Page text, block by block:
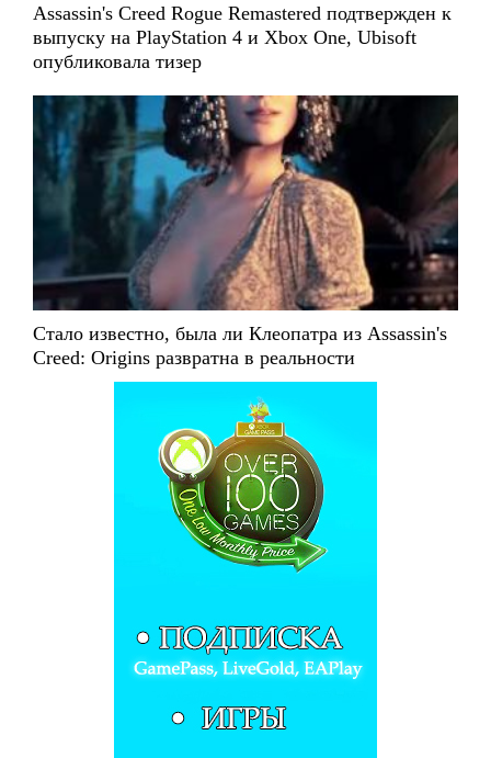
Assassin's Creed Rogue Remastered подтвержден к
выпуску на PlayStation 4 и Xbox One, Ubisoft
опубликовала тизер
Стало известно, была ли Клеопатра из Assassin's
Creed: Origins развратна в реальности